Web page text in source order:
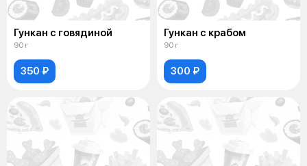
Гункан с говядиной
90 г
350 ₽
Гункан с крабом
90 г
300 ₽